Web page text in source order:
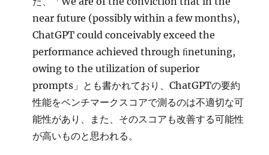
near future (possibly within a few months),
ChatGPT could conceivably exceed the
performance achieved through ﬁnetuning,
owing to the utilization of superior
prompts」とも書かれており、ChatGPTの要約
性能をベンチマークスコアで測るのは不適切な可
能性があり、また、そのスコアも改善する可能性
が高いものと思われる。